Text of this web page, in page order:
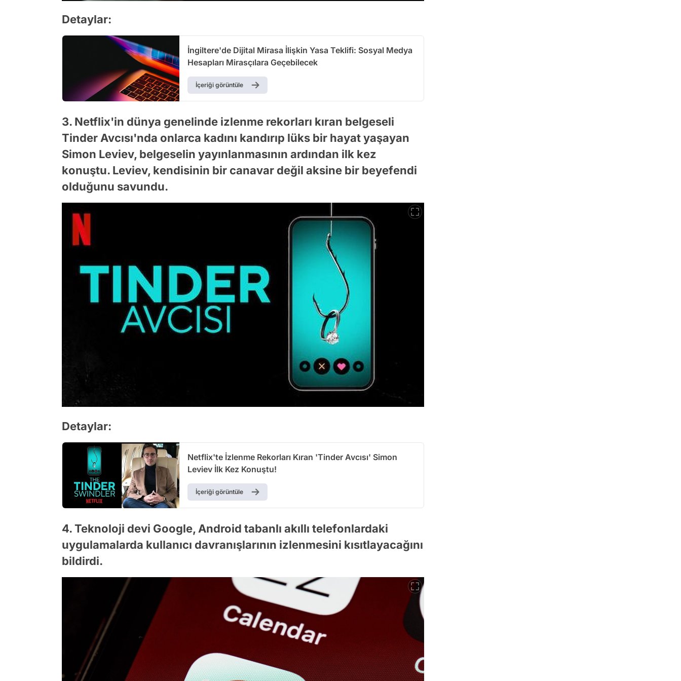
Detaylar:
İngiltere'de Dijital Mirasa İlişkin Yasa Teklifi: Sosyal Medya
Hesapları Mirasçılara Geçebilecek
İçeriği görüntüle
3. Netflix'in dünya genelinde izlenme rekorları kıran belgeseli
Tinder Avcısı'nda onlarca kadını kandırıp lüks bir hayat yaşayan
Simon Leviev, belgeselin yayınlanmasının ardından ilk kez
konuştu. Leviev, kendisinin bir canavar değil aksine bir beyefendi
olduğunu savundu.
Detaylar:
Netflix'te İzlenme Rekorları Kıran 'Tinder Avcısı' Simon
Leviev İlk Kez Konuştu!
İçeriği görüntüle
4. Teknoloji devi Google, Android tabanlı akıllı telefonlardaki
uygulamalarda kullanıcı davranışlarının izlenmesini kısıtlayacağını
bildirdi.